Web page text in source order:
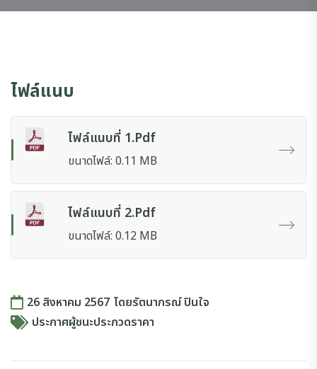
ไฟล์แนบ
ไฟล์แนบที่ 1.pdf
ขนาดไฟล์: 0.11 MB
ไฟล์แนบที่ 2.pdf
ขนาดไฟล์: 0.12 MB
26 สิงหาคม 2567 โดยรัตนาภรณ์ ปินใจ
ประกาศผู้ชนะประกวดราคา